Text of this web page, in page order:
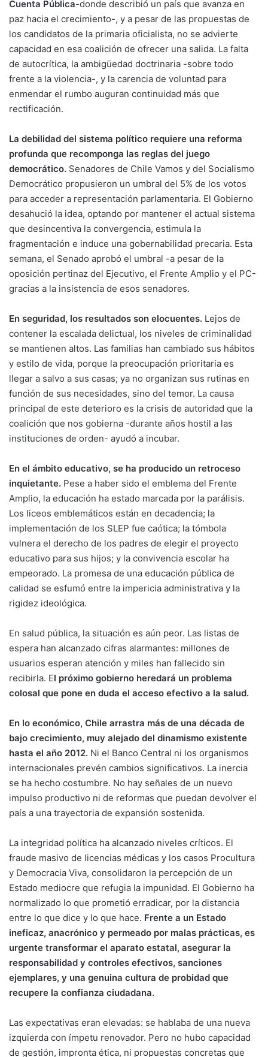
Cuenta Pública-donde describió un país que avanza en
paz hacia el crecimiento-, y a pesar de las propuestas de
los candidatos de la primaria oficialista, no se advierte
capacidad en esa coalición de ofrecer una salida. La falta
de autocrítica, la ambigüedad doctrinaria -sobre todo
frente a la violencia-, y la carencia de voluntad para
enmendar el rumbo auguran continuidad más que
rectificación.
La debilidad del sistema político requiere una reforma
profunda que recomponga las reglas del juego
democrático. Senadores de Chile Vamos y del Socialismo
Democrático propusieron un umbral del 5% de los votos
para acceder a representación parlamentaria. El Gobierno
desahució la idea, optando por mantener el actual sistema
que desincentiva la convergencia, estimula la
fragmentación e induce una gobernabilidad precaria. Esta
semana, el Senado aprobó el umbral -a pesar de la
oposición pertinaz del Ejecutivo, el Frente Amplio y el PC-
gracias a la insistencia de esos senadores.
En seguridad, los resultados son elocuentes. Lejos de
contener la escalada delictual, los niveles de criminalidad
se mantienen altos. Las familias han cambiado sus hábitos
y estilo de vida, porque la preocupación prioritaria es
llegar a salvo a sus casas; ya no organizan sus rutinas en
función de sus necesidades, sino del temor. La causa
principal de este deterioro es la crisis de autoridad que la
coalición que nos gobierna -durante años hostil a las
instituciones de orden- ayudó a incubar.
En el ámbito educativo, se ha producido un retroceso
inquietante. Pese a haber sido el emblema del Frente
Amplio, la educación ha estado marcada por la parálisis.
Los liceos emblemáticos están en decadencia; la
implementación de los SLEP fue caótica; la tómbola
vulnera el derecho de los padres de elegir el proyecto
educativo para sus hijos; y la convivencia escolar ha
empeorado. La promesa de una educación pública de
calidad se esfumó entre la impericia administrativa y la
rigidez ideológica.
En salud pública, la situación es aún peor. Las listas de
espera han alcanzado cifras alarmantes: millones de
usuarios esperan atención y miles han fallecido sin
recibirla. El próximo gobierno heredará un problema
colosal que pone en duda el acceso efectivo a la salud.
En lo económico, Chile arrastra más de una década de
bajo crecimiento, muy alejado del dinamismo existente
hasta el año 2012. Ni el Banco Central ni los organismos
internacionales prevén cambios significativos. La inercia
se ha hecho costumbre. No hay señales de un nuevo
impulso productivo ni de reformas que puedan devolver el
país a una trayectoria de expansión sostenida.
La integridad política ha alcanzado niveles críticos. El
fraude masivo de licencias médicas y los casos Procultura
y Democracia Viva, consolidaron la percepción de un
Estado mediocre que refugia la impunidad. El Gobierno ha
normalizado lo que prometió erradicar, por la distancia
entre lo que dice y lo que hace. Frente a un Estado
ineficaz, anacrónico y permeado por malas prácticas, es
urgente transformar el aparato estatal, asegurar la
responsabilidad y controles efectivos, sanciones
ejemplares, y una genuina cultura de probidad que
recupere la confianza ciudadana.
Las expectativas eran elevadas: se hablaba de una nueva
izquierda con ímpetu renovador. Pero no hubo capacidad
de gestión, impronta ética, ni propuestas concretas que